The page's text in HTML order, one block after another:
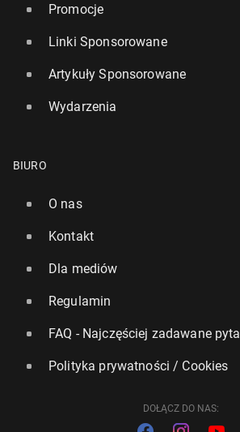
Poznaj hi­sto­rię por. Bohdana
Promocje
Linki Sponsorowane
Artykuły Sponsorowane
Wydarzenia
BIURO
O nas
Kontakt
Dla mediów
Regulamin
FAQ - Najczęściej zadawane
Polityka prywatności / Cookies
DOŁĄCZ DO NAS: